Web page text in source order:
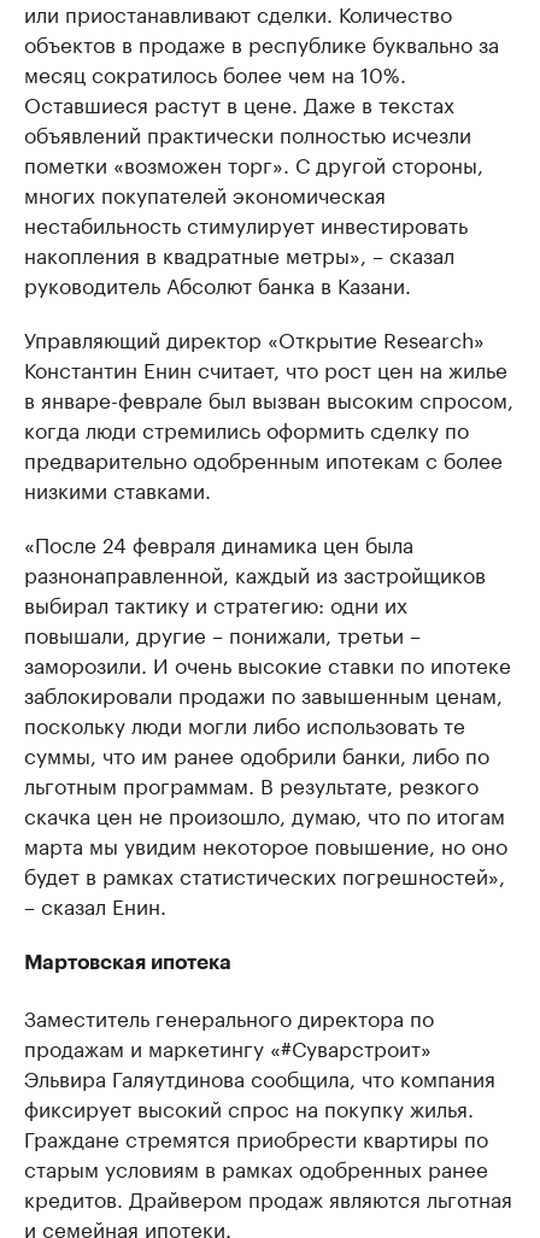
или приостанавливают сделки. Количество
объектов в продаже в республике буквально за
месяц сократилось более чем на 10%.
Оставшиеся растут в цене. Даже в текстах
объявлений практически полностью исчезли
пометки «возможен торг». С другой стороны,
многих покупателей экономическая
нестабильность стимулирует инвестировать
накопления в квадратные метры», – сказал
руководитель Абсолют банка в Казани.
Управляющий директор «Открытие Research»
Константин Енин считает, что рост цен на жилье
в январе-феврале был вызван высоким спросом,
когда люди стремились оформить сделку по
предварительно одобренным ипотекам с более
низкими ставками.
«После 24 февраля динамика цен была
разнонаправленной, каждый из застройщиков
выбирал тактику и стратегию: одни их
повышали, другие – понижали, третьи –
заморозили. И очень высокие ставки по ипотеке
заблокировали продажи по завышенным ценам,
поскольку люди могли либо использовать те
суммы, что им ранее одобрили банки, либо по
льготным программам. В результате, резкого
скачка цен не произошло, думаю, что по итогам
марта мы увидим некоторое повышение, но оно
будет в рамках статистических погрешностей»,
– сказал Енин.
Мартовская ипотека
Заместитель генерального директора по
продажам и маркетингу «#Суварстроит»
Эльвира Галяутдинова сообщила, что компания
фиксирует высокий спрос на покупку жилья.
Граждане стремятся приобрести квартиры по
старым условиям в рамках одобренных ранее
кредитов. Драйвером продаж являются льготная
и семейная ипотеки.